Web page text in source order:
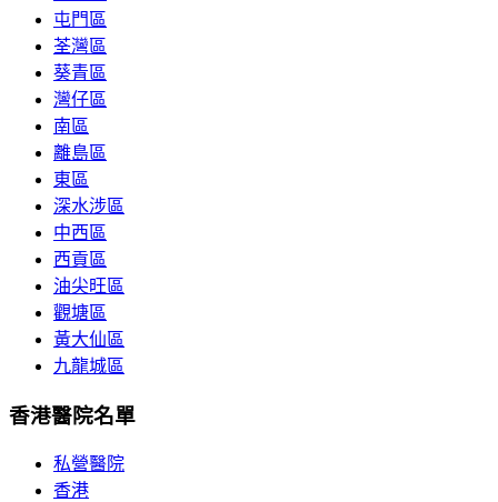
屯門區
荃灣區
葵青區
灣仔區
南區
離島區
東區
深水涉區
中西區
西貢區
油尖旺區
觀塘區
黃大仙區
九龍城區
香港醫院名單
私營醫院
香港